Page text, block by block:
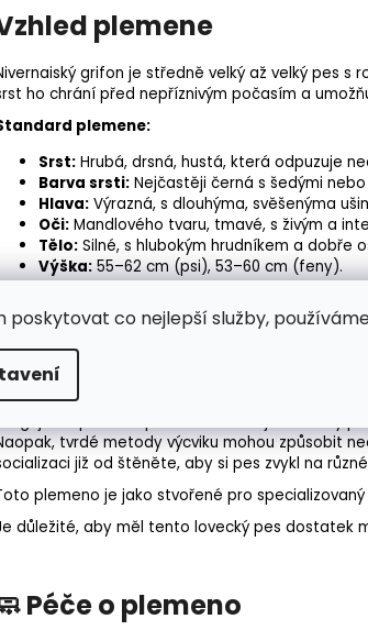
poskytovat co nejlepší služby,
plemene
grifon je středně velký až velký pes
ho chrání před nepříznivým počasím a
plemene:
Srst: Hrubá, drsná, hustá, která odpuzuje
Barva srsti: Nejčastěji černá s šedými
Hlava: Výrazná, s dlouhýma, svěšenýma
Oči: Mandlového tvaru, tmavé, s živým a
Tělo: Silné, s hlubokým hrudníkem a dobře
Výška: 55–62 cm (psi), 53–60 cm (feny).
Hmotnost:25–30 kg.
a výchova
nivernaiského grifona vyžaduje trpělivost
povaze by mohl být výcvik pro
- tak jako každý
tvrdé metody výcviku mohou způsobit
již od štěněte, aby si pes zvykl na
plemeno je jako stvořené pro
důležité, aby měl tento lovecký pes dostatek
Péče o plemeno